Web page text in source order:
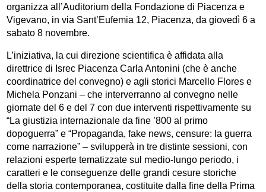
organizza all’Auditorium della Fondazione di Piacenzae
Vigevano, in via Sant’Eufemia 12, Piacenza, da giovedì 6 a
sabato 8 novembre.
L’iniziativa, la cui direzione scientifica è affidata alla
direttrice di Isrec Piacenza Carla Antonini (che è anche
coordinatrice del convegno) e agli storici Marcello Flores e
Michela Ponzani – che interverranno al convegno nelle
giornate del 6 e del 7 con due interventi rispettivamente su
“La giustizia internazionale da fine ’800 al primo
dopoguerra” e “Propaganda, fake news, censure: la guerra
come narrazione” – svilupperà in tre distinte sessioni, con
relazioni esperte tematizzate sul medio-lungo periodo, i
caratteri e le conseguenze delle grandi cesure storiche
della storia contemporanea, costituite dalla fine della Prima